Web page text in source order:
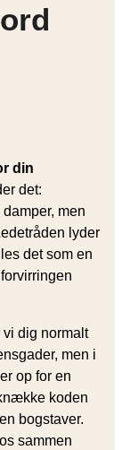
din
det:
men
lyder
det som en
dig normalt
men i
op for en
koden
bogstaver.
sammen